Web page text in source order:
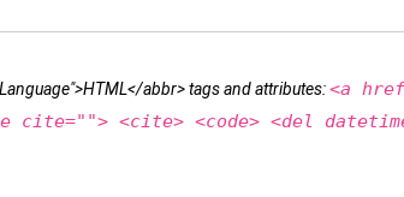
abbr> tags and attributes:<a
cite=""> <cite> <code> <del